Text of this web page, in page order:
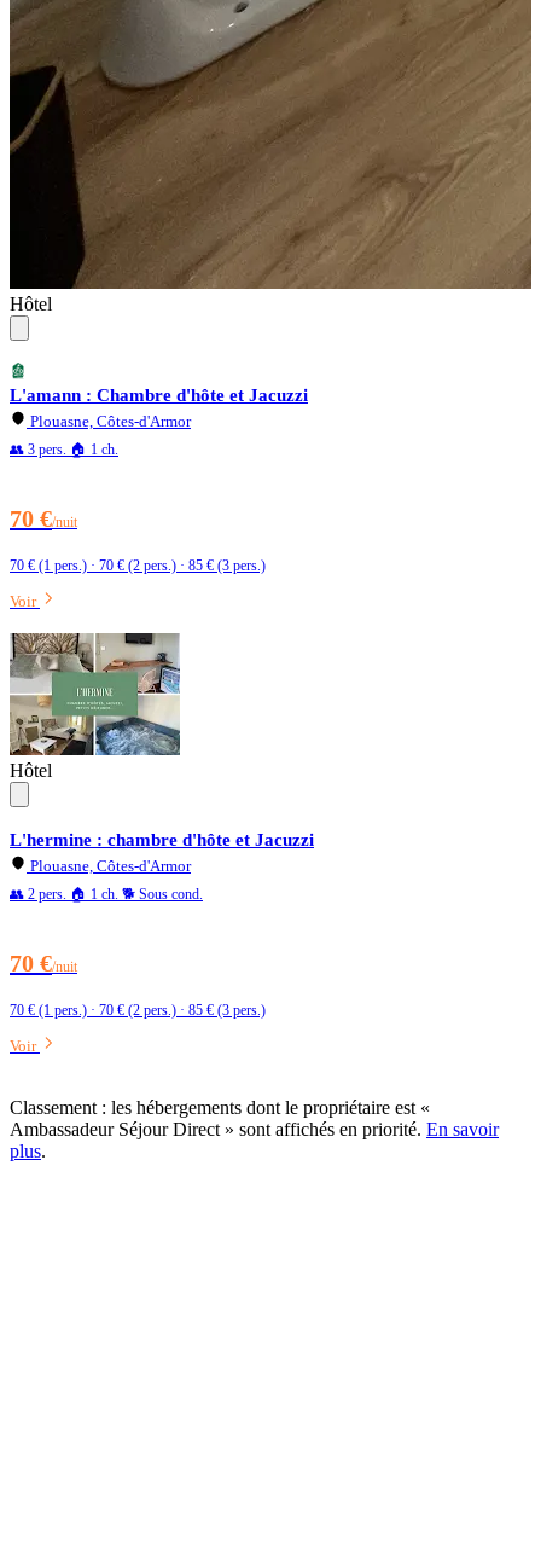
Hôtel
L'amann : Chambre d'hôte et Jacuzzi
Plouasne, Côtes-d'Armor
👥 3 pers. 🏠 1 ch.
70 €/nuit
70 € (1 pers.) · 70 € (2 pers.) · 85 € (3 pers.)
Voir
Hôtel
L'hermine : chambre d'hôte et Jacuzzi
Plouasne, Côtes-d'Armor
👥 2 pers. 🏠 1 ch. 🐕 Sous cond.
70 €/nuit
70 € (1 pers.) · 70 € (2 pers.) · 85 € (3 pers.)
Voir
Classement : les hébergements dont le propriétaire est «
Ambassadeur Séjour Direct » sont affichés en priorité. En savoir
plus.